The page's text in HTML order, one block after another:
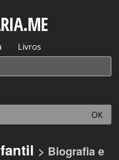
Livros
OK
> Biografia e